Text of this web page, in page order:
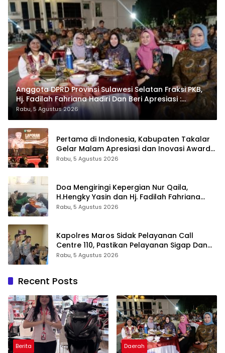
Anggota DPRD Provinsi Sulawesi Selatan Fraksi PKB,
Hj. Fadilah Fahriana Hadiri Dan Beri Apresiasi :
Takalar Menyalakan Lentera Pengabdian Melalui
Malam Apresiasi dan Inovasi Award 2026
Rabu, 5 Agustus 2026
Pertama di Indonesia, Kabupaten Takalar
Gelar Malam Apresiasi dan Inovasi Award
2026: Panggung Penghargaan bagi
Rabu, 5 Agustus 2026
Doa Mengiringi Kepergian Nur Qaila,
H.Hengky Yasin dan Hj. Fadilah Fahriana
Hadir Menguatkan Keluarga
Rabu, 5 Agustus 2026
Kapolres Maros Sidak Pelayanan Call
Centre 110, Pastikan Pelayanan Sigap Dan
Humanis
Rabu, 5 Agustus 2026
Recent Posts
Berita Daerah